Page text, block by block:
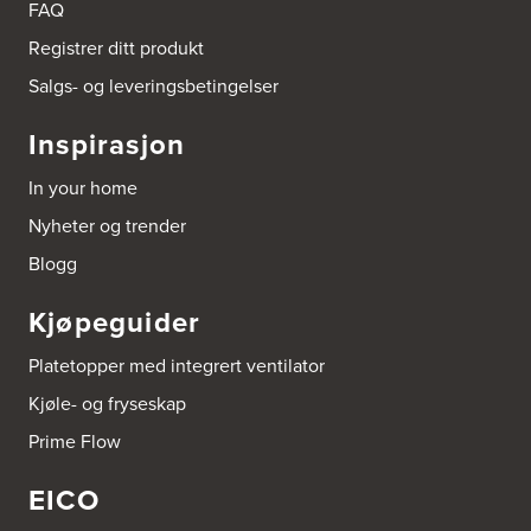
Boligleverandøren Karmøy AS
Postboks 213
4296 Åkrehamn
http://www.interiormesteren.no
Bonaparte Interiør AS
Borgenveien 66
Tel.:
Borge butikk AS
Sundemoen Næringspark
Power Hokksund
3300 Hokksund
Tel.:32-700000
http://www.expert.no
Bravida Trondheim
FAQ
Registrer ditt produkt
Salgs- og leveringsbetingelser
Inspirasjon
In your home
Nyheter og trender
Blogg
Kjøpeguider
Platetopper med integrert ventilator
Kjøle- og fryseskap
Prime Flow
EICO